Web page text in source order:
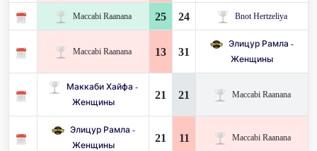
Maccabi Raanana 25 24 Bnot Hertzeliya
Maccabi Raanana 13 31
Элицур Рамла -
Женщины
Маккаби Хайфа -
Женщины
21 21 Maccabi Raanana
Элицур Рамла -
Женщины
21 11 Maccabi Raanana